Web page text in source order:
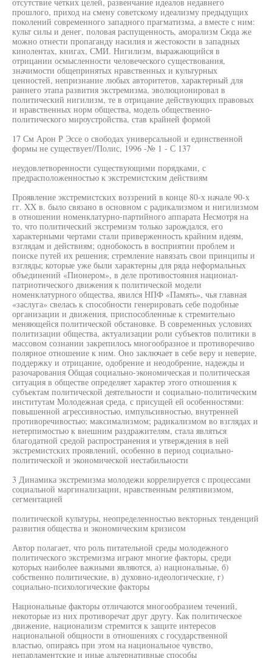
прошлого, приход на смену советскому идеализму предыдущих
поколений современного западного прагматизма, а вместе с ним:
культ силы и денег, половая распущенность, аморализм Сюда же
можно отнести пропаганду насилия и жестокости в западных
кинолентах, книгах, СМИ. Нигилизм, выражающийся в
отрицании осмысленности человеческого существования,
значимости общепринятых нравственных и культурных
ценностей, непризнание любых авторитетов, характерный для
раннего этапа развития экстремизма, эволюционировал в
политический нигилизм, те в отрицание действующих правовых
и нравственных норм общества, модель общественно-
политического мироустройства, став крайней формой
17 См Арон Р Эссе о свободах универсальной и единственной
формы не существует//Полис, 1996 -№ 1 - С 137
неудовлетворенности существующими порядками, с
предрасположенностью к экстремистским действиям
Проявление экстремистских воззрений в конце 80-х начале 90-х
гг. XX в. было связано в основном с радикализмом и нигилизмом
в отношении номенклатурно-партийного аппарата Несмотря на
то, что политический экстремизм только зарождался, его
характерными чертами стали приверженность крайним идеям,
взглядам и действиям; однобокость в восприятии проблем и
поиске путей их решения; стремление навязать свои принципы и
взгляды; которые уже были характерны для ряда неформальных
объединений «Пионером», в деле противостояния национал-
патриотического движения к политической модели
номенклатурного общества, явился НПФ «Память», чья главная
«заслуга» свелась к способности генерировать себе подобные
организации и движения, приспособленные к стремительно
меняющейся политической обстановке. В современных условиях
политизации общества, актуализации роли субъектов политики в
массовом сознании закрепилось многообразное и противоречиво
полярное отношение к ним. Оно заключает в себе веру и неверие,
поддержку и отрицание, одобрение и неодобрение, надежды и
разочарования Общая социально-экономическая и политическая
ситуация в обществе определяет характер этого отношения к
субъектам политической деятельности и социально-политическим
институтам Молодежная среда, с присущей ей особенностями:
повышенной агрессивностью, импульсивностью, внутренней
противоречивостью; максимализмом; радикализмом во взглядах и
нетерпимостью к внешним раздражителям, стала являться
благодатной средой распространения и утверждения в ней
экстремистских проявлений, особенно в период социально-
политической и экономической нестабильности
3 Динамика экстремизма молодежи коррелируется с процессами
социальной маргинализации, нравственным релятивизмом,
сегментацией
политической культуры, неопределенностью векторных тенденций
развития общества и экономическим кризисом
Автор полагает, что роль питательной среды молодежного
политического экстремизма играют многие факторы, среди
которых наиболее важными являются, а) национальные, б)
собственно политические, в) духовно-идеологические, г)
социально-психологические факторы
Национальные факторы отличаются многообразием течений,
некоторые из них противоречат друг другу. Как политическое
движение, национализм стремится к защите интересов
национальной общности в отношениях с государственной
властью, опираясь при этом на национальное чувство,
непарламентские и иные альтернативные способы